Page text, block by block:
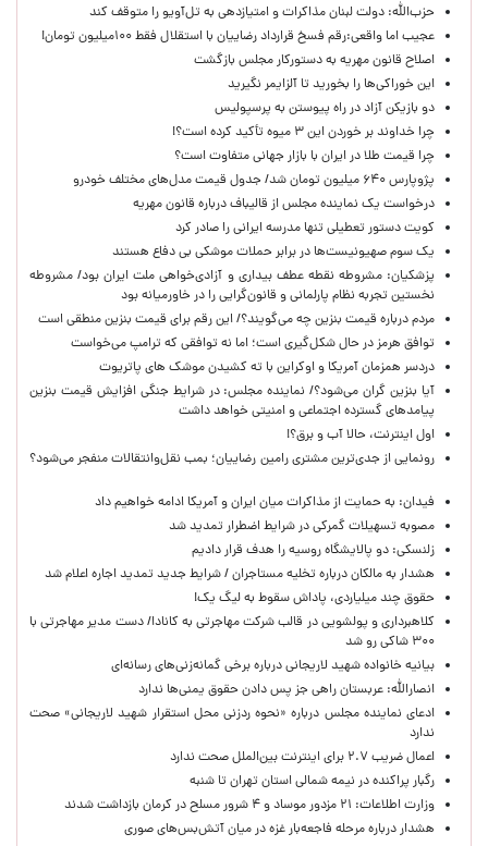
حزب‌الله: دولت لبنان مذاکرات و امتیازدهی به تل‌آویو را متوقف کند
عجیب اما واقعی:رقم فسخ قرارداد رضاییان با استقلال فقط ۱۰۰میلیون تومان!
اصلاح قانون مهریه به دستورکار مجلس بازگشت
این خوراکی‌ها را بخورید تا آلزایمر نگیرید
دو بازیکن آزاد در راه پیوستن به پرسپولیس
چرا خداوند بر خوردن این ۳ میوه تأکید کرده است؟!
چرا قیمت طلا در ایران با بازار جهانی متفاوت است؟
پژوپارس ۶۴۰ میلیون تومان شد/ جدول قیمت مدل‌های مختلف خودرو
درخواست یک نماینده مجلس از قالیباف درباره قانون مهریه
کویت دستور تعطیلی تنها مدرسه ایرانی را صادر کرد
یک‌ سوم صهیونیست‌ها در برابر حملات موشکی بی دفاع هستند
پزشکیان: مشروطه نقطه عطف بیداری و آزادی‌خواهی ملت ایران بود/ مشروطه
نخستین تجربه نظام پارلمانی و قانون‌گرایی را در خاورمیانه بود
مردم درباره قیمت بنزین چه می‌گویند؟/ این رقم برای قیمت بنزین منطقی است
توافق هرمز در حال شکل‌گیری است؛ اما نه توافقی که ترامپ می‌خواست
دردسر همزمان آمریکا و اوکراین با ته کشیدن موشک های پاتریوت
آیا بنزین گران می‌شود؟/ نماینده مجلس: در شرایط جنگی افزایش قیمت بنزین
پیامدهای گسترده اجتماعی و امنیتی خواهد داشت
اول اینترنت، حالا آب و برق؟!
رونمایی از جدی‌ترین مشتری رامین رضاییان؛ بمب نقل‌وانتقالات منفجر می‌شود؟
فیدان: به حمایت از مذاکرات میان ایران و آمریکا ادامه خواهیم داد
مصوبه تسهیلات گمرکی در شرایط اضطرار تمدید شد
زلنسکی: دو پالایشگاه روسیه را هدف قرار دادیم
هشدار به مالکان درباره تخلیه مستاجران / شرایط جدید تمدید اجاره اعلام شد
حقوق چند میلیاردی، پاداش سقوط به لیگ یک!
کلاهبرداری و پولشویی در قالب شرکت مهاجرتی به کانادا/ دست مدیر مهاجرتی با
۳۰۰ شاکی رو شد
بیانیه خانواده شهید لاریجانی درباره برخی گمانه‌زنی‌های رسانه‌ای
انصارالله: عربستان راهی جز پس دادن حقوق یمنی‌ها ندارد
ادعای نماینده مجلس درباره «نحوه ردزنی محل استقرار شهید لاریجانی» صحت
ندارد
اعمال ضریب ۲.۷ برای اینترنت بین‌الملل صحت ندارد
رگبار پراکنده در نیمه شمالی استان تهران تا شنبه
وزارت اطلاعات: ۲۱ مزدور موساد و ۴ شرور مسلح در کرمان بازداشت شدند
هشدار درباره مرحله فاجعه‌بار غزه در میان آتش‌بس‌های صوری